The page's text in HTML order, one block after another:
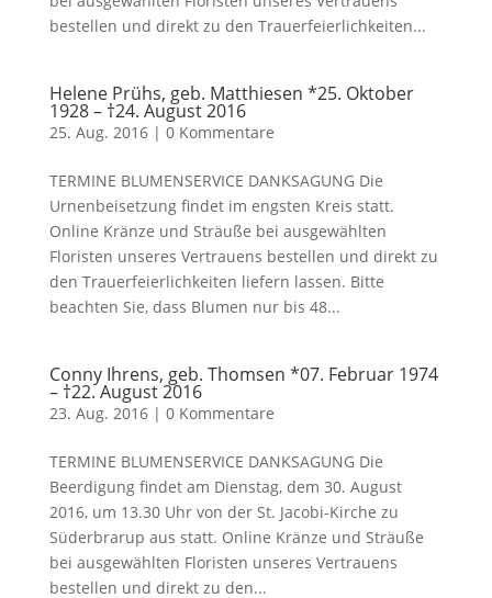
bestellen und direkt zu den Trauerfeierlichkeiten...
Helene Prühs, geb. Matthiesen *25. Oktober
1928 – †24. August 2016
25. Aug. 2016| 0 Kommentare
TERMINE BLUMENSERVICE DANKSAGUNG Die
Urnenbeisetzung findet im engsten Kreis statt.
Online Kränze und Sträuße bei ausgewählten
Floristen unseres Vertrauens bestellen und direkt zu
den Trauerfeierlichkeiten liefern lassen. Bitte
beachten Sie, dass Blumen nur bis 48...
Conny Ihrens, geb. Thomsen *07. Februar 1974
– †22. August 2016
23. Aug. 2016| 0 Kommentare
TERMINE BLUMENSERVICE DANKSAGUNG Die
Beerdigung findet am Dienstag, dem 30. August
2016, um 13.30 Uhr von der St. Jacobi-Kirche zu
Süderbrarup aus statt. Online Kränze und Sträuße
bei ausgewählten Floristen unseres Vertrauens
bestellen und direkt zu den...